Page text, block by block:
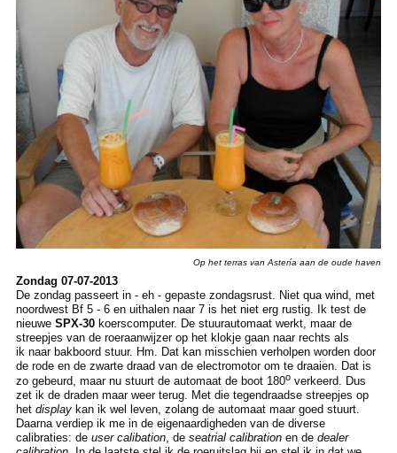
Op het terras van Astería aan de oude haven
Zondag 07-07-2013
De zondag passeert in - eh - gepaste zondagsrust. Niet qua wind, met
noordwest Bf 5 - 6 en uithalen naar 7 is het niet erg rustig. Ik test de
nieuwe SPX-30koerscomputer. De stuurautomaat werkt, maar de
streepjes van de roeraanwijzer op het klokje gaan naar rechts als
ik naar bakboord stuur. Hm. Dat kan misschien verholpen worden door
de rode en de zwarte draad van de electromotor om te draaien. Dat is
zo gebeurd, maar nu stuurt de automaat de boot 180overkeerd. Dus
zet ik de draden maar weer terug. Met die tegendraadse streepjes op
het displaykan ik wel leven, zolang de automaat maar goed stuurt.
Daarna verdiep ik me in de eigenaardigheden van de diverse
calibraties: de user calibation, de seatrial calibrationen de dealer